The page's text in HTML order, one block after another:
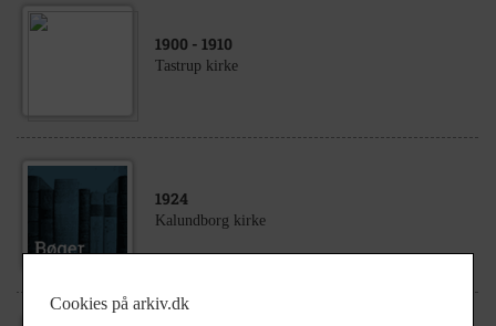
1900 - 1910
Tastrup kirke
1924
Kalundborg kirke
Cookies på arkiv.dk